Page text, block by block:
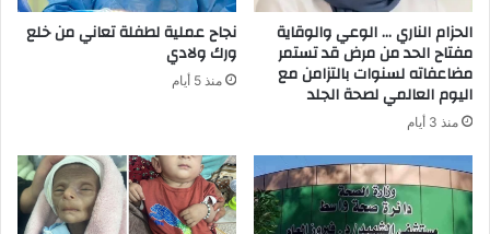
ر
و
ن
ي
الحزام الناري … الوعي والوقاية
مفتاح الحد من مرض قد تستمر
مضاعفاته لسنوات بالتزامن مع
اليوم العالمي لصحة الجلد
منذ 3 أيام
نجاح عملية لطفلة تعاني من خلع
ورك ولادي
منذ 5 أيام